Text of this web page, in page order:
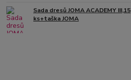
Sada dresů JOMA ACADEMY III,15
ks+taška JOMA